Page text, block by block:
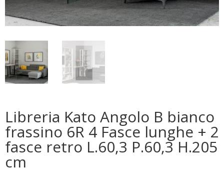
Libreria Kato Angolo B bianco
frassino 6R 4 Fasce lunghe + 2
fasce retro L.60,3 P.60,3 H.205
cm